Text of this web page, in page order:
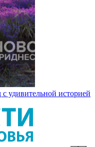
удивительной историей